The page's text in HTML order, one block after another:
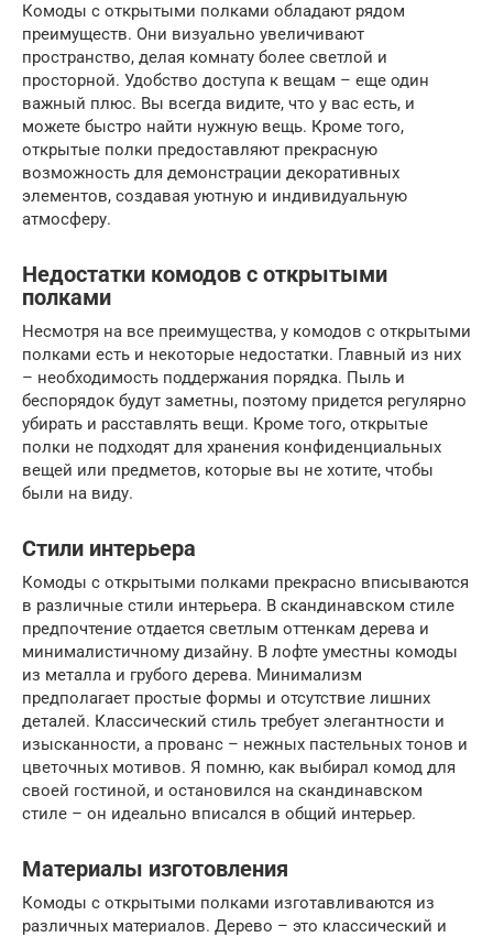
Комоды с открытыми полками обладают рядом
преимуществ. Они визуально увеличивают
пространство, делая комнату более светлой и
просторной. Удобство доступа к вещам – еще один
важный плюс. Вы всегда видите, что у вас есть, и
можете быстро найти нужную вещь. Кроме того,
открытые полки предоставляют прекрасную
возможность для демонстрации декоративных
элементов, создавая уютную и индивидуальную
атмосферу.
Недостатки комодов с открытыми
полками
Несмотря на все преимущества, у комодов с открытыми
полками есть и некоторые недостатки. Главный из них
– необходимость поддержания порядка. Пыль и
беспорядок будут заметны, поэтому придется регулярно
убирать и расставлять вещи. Кроме того, открытые
полки не подходят для хранения конфиденциальных
вещей или предметов, которые вы не хотите, чтобы
были на виду.
Стили интерьера
Комоды с открытыми полками прекрасно вписываются
в различные стили интерьера. В скандинавском стиле
предпочтение отдается светлым оттенкам дерева и
минималистичному дизайну. В лофте уместны комоды
из металла и грубого дерева. Минимализм
предполагает простые формы и отсутствие лишних
деталей. Классический стиль требует элегантности и
изысканности, а прованс – нежных пастельных тонов и
цветочных мотивов. Я помню, как выбирал комод для
своей гостиной, и остановился на скандинавском
стиле – он идеально вписался в общий интерьер.
Материалы изготовления
Комоды с открытыми полками изготавливаются из
различных материалов. Дерево – это классический и